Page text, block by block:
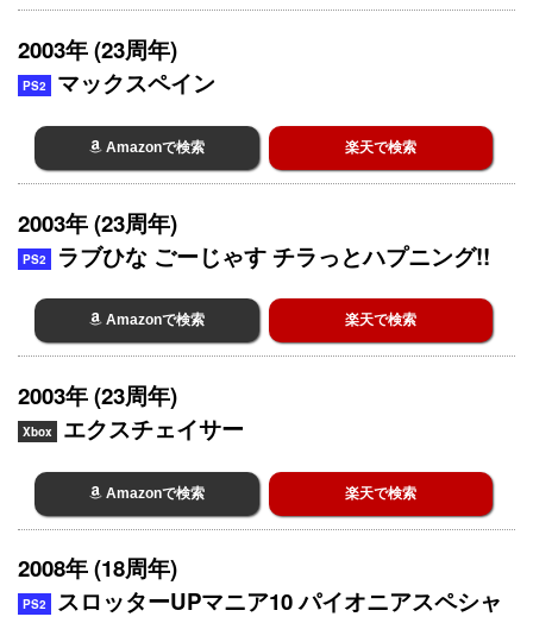
2003年 (23周年)
PS2 マックスペイン
Amazonで検索 楽天で検索
2003年 (23周年)
PS2 ラブひな ごーじゃす チラっとハプニング!!
Amazonで検索 楽天で検索
2003年 (23周年)
Xbox エクスチェイサー
Amazonで検索 楽天で検索
2008年 (18周年)
PS2
スロッターUPマニア10 パイオニアスペシャ